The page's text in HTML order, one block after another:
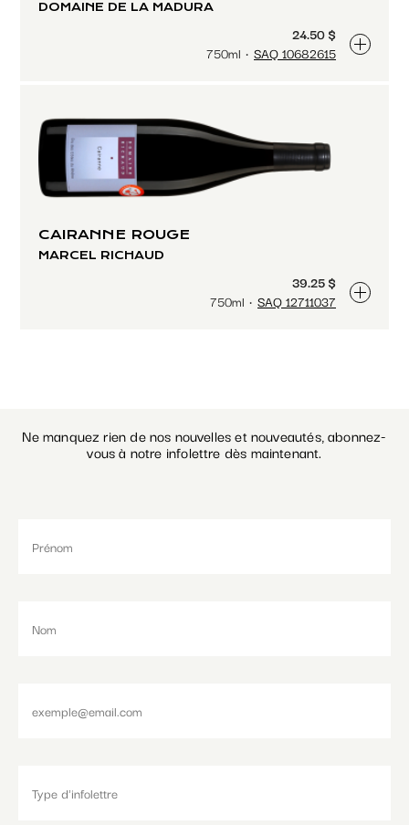
DOMAINE DE LA MADURA
24.50 $
750ml
SAQ 10682615
CAIRANNE ROUGE
MARCEL RICHAUD
39.25 $
750ml
SAQ 12711037
Ne manquez rien de nos nouvelles et nouveautés, abonnez-
vous à notre infolettre dès maintenant.